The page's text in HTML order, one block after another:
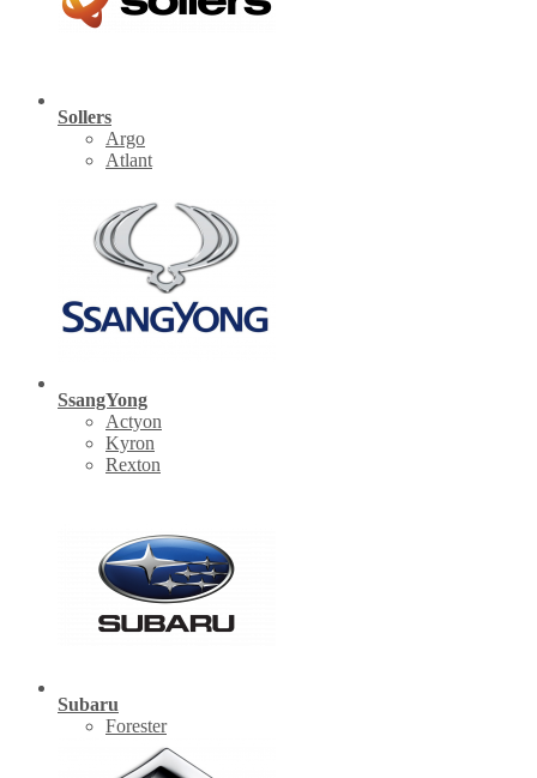
Sollers
Argo
Atlant
SsangYong
Actyon
Kyron
Rexton
Subaru
Forester